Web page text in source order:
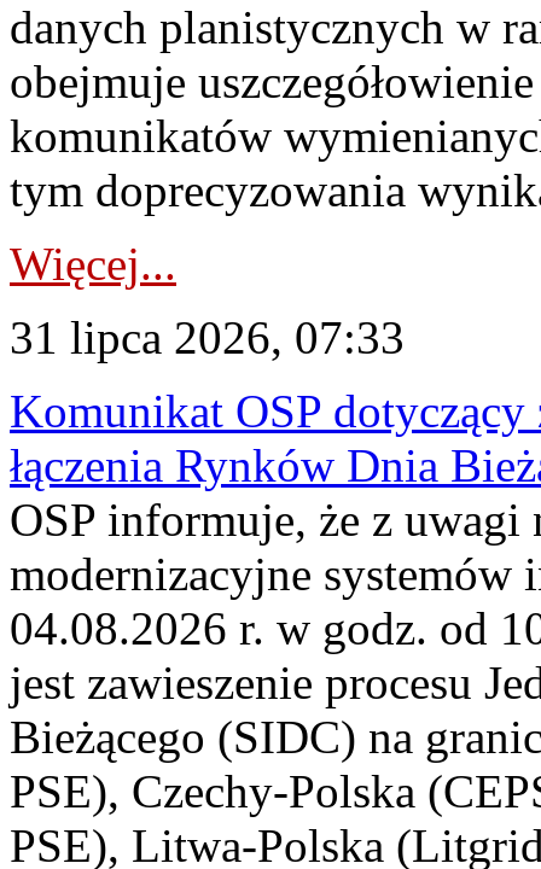
danych planistycznych w
obejmuje
komunikatów
tym doprecyzowania
Więcej...
31 lipca 2026, 07:33
Komunikat OSP dotyczący
łączenia Rynków Dnia
OSP informuje, że z uwagi
modernizacyjne
04.08.2026 r. w godz. od
jest zawieszenie procesu
Bieżącego (SIDC) na
PSE), Czechy-Polska
PSE), Litwa-Polska